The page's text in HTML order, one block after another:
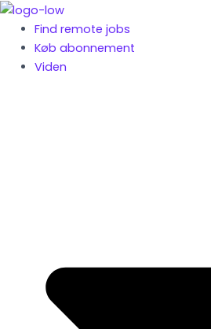
Gå
indholdet
Find remote jobs
Køb abonnement
Viden